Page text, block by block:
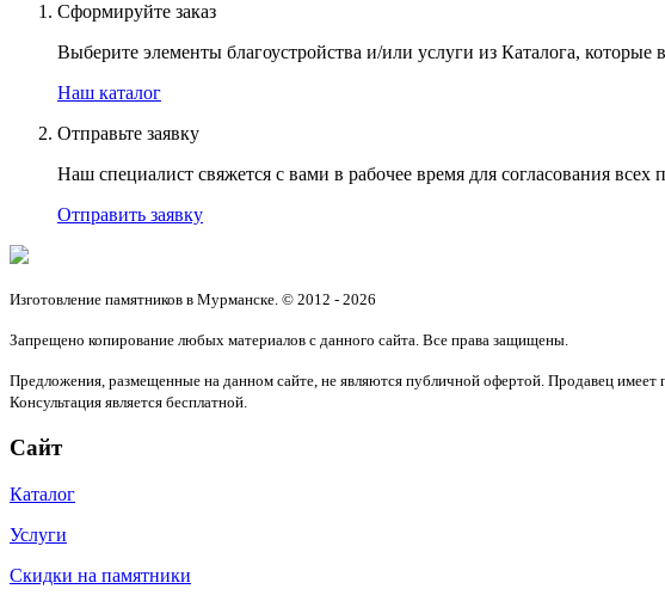
Сформируйте заказ
Выберите элементы благоустройства и/или услуги из Каталога, которые
Наш каталог
Отправьте заявку
Наш специалист свяжется с вами в рабочее время для согласования всех
Отправить заявку
Изготовление памятников в Мурманске. © 2012 - 2026
Запрещено копирование любых материалов с данного сайта. Все права защищены.
Предложения, размещенные на данном сайте, не являются публичной офертой. Продавец имеет
Консультация является бесплатной.
Сайт
Каталог
Услуги
Скидки на памятники